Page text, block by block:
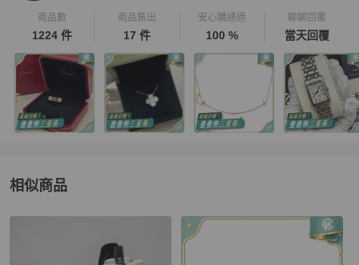
商品數
1224 件
商品售出
17 件
安心購通過
100 %
聊聊回覆
當天回覆
相似商品
更多相似Dolce & Gabbana女鞋 推薦精品